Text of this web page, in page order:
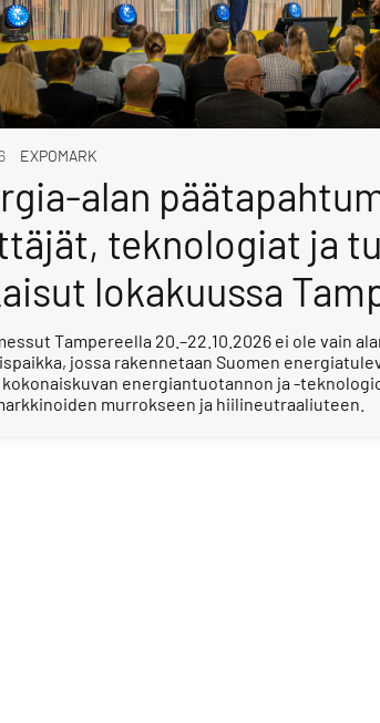
EXPOMARK
alan
teknologiat ja
lokakuussa
Tampereella 20.–22.10.2026 ei ole vain
jossa rakennetaan Suomen
energiantuotannon ja -
murrokseen ja hiilineutraaliuteen.